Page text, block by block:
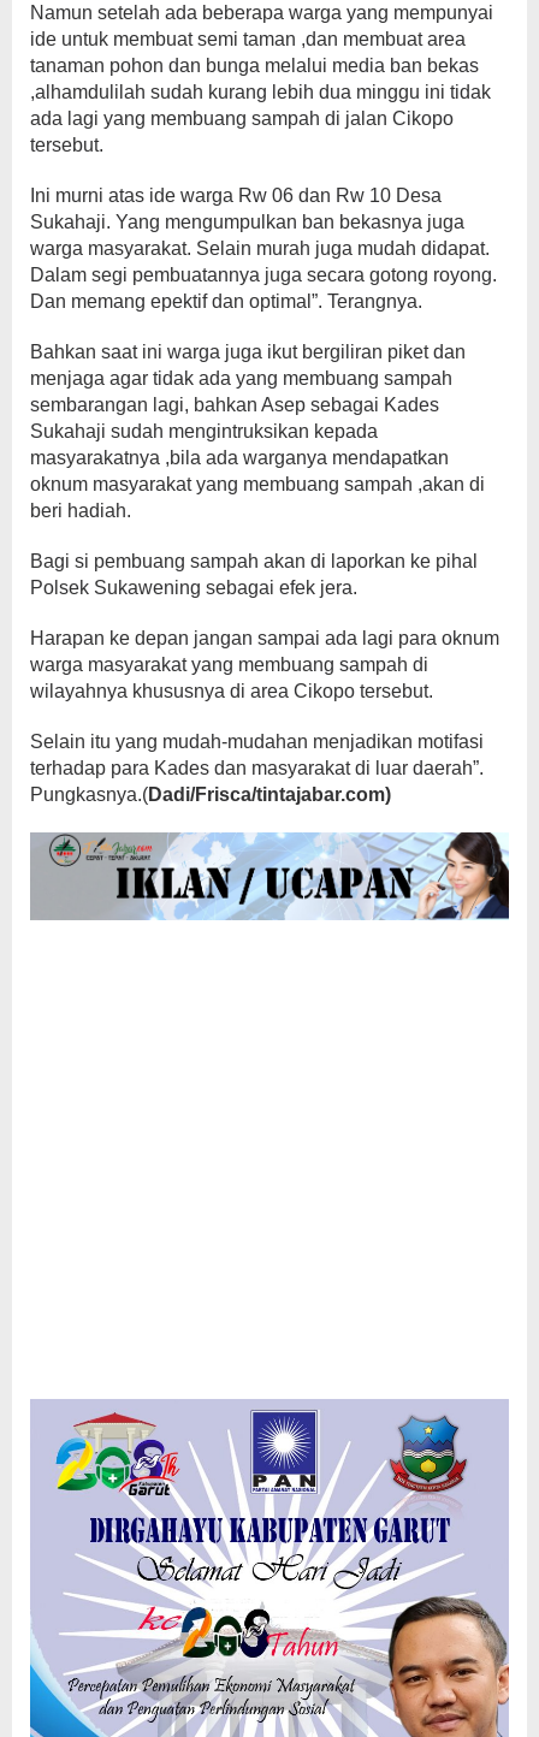
Namun setelah ada beberapa warga yang mempunyai
ide untuk membuat semi taman ,dan membuat area
tanaman pohon dan bunga melalui media ban bekas
,alhamdulilah sudah kurang lebih dua minggu ini tidak
ada lagi yang membuang sampah di jalan Cikopo
tersebut.
Ini murni atas ide warga Rw 06 dan Rw 10 Desa
Sukahaji. Yang mengumpulkan ban bekasnya juga
warga masyarakat. Selain murah juga mudah didapat.
Dalam segi pembuatannya juga secara gotong royong.
Dan memang epektif dan optimal”. Terangnya.
Bahkan saat ini warga juga ikut bergiliran piket dan
menjaga agar tidak ada yang membuang sampah
sembarangan lagi, bahkan Asep sebagai Kades
Sukahaji sudah mengintruksikan kepada
masyarakatnya ,bila ada warganya mendapatkan
oknum masyarakat yang membuang sampah ,akan di
beri hadiah.
Bagi si pembuang sampah akan di laporkan ke pihal
Polsek Sukawening sebagai efek jera.
Harapan ke depan jangan sampai ada lagi para oknum
warga masyarakat yang membuang sampah di
wilayahnya khususnya di area Cikopo tersebut.
Selain itu yang mudah-mudahan menjadikan motifasi
terhadap para Kades dan masyarakat di luar daerah”.
Pungkasnya.(Dadi/Frisca/tintajabar.com)